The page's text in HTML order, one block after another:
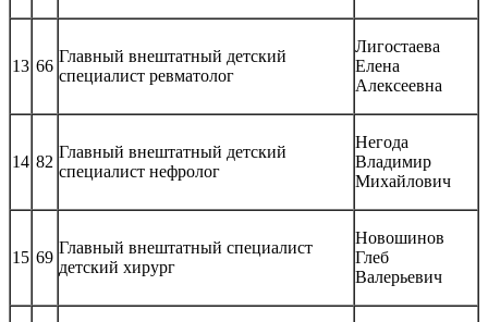
13 66
Главный внештатный детский
специалист ревматолог
Лигостаева
Елена
Алексеевна
14 82
Главный внештатный детский
специалист нефролог
Негода
Владимир
Михайлович
15 69
Главный внештатный специалист
детский хирург
Новошинов
Глеб
Валерьевич